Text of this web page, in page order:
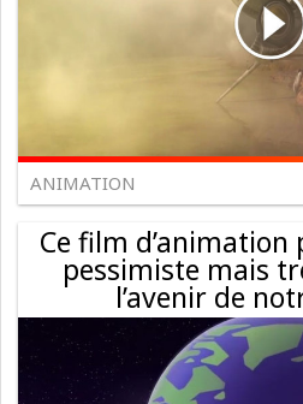
ANIMATION
Ce film
pessimiste mais
l’avenir de